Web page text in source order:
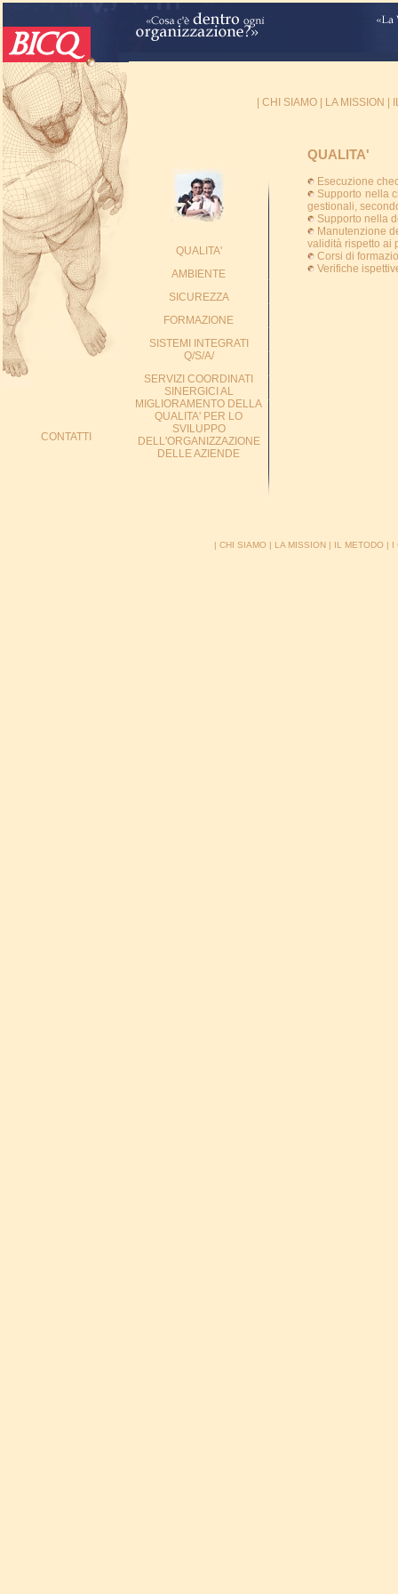
CHI SIAMO LA MISSION
QUALITA'
Esecuzione
Supporto nella
gestionali,
Supporto nella
Manutenzione
validità rispetto ai
Corsi di
Verifiche
QUALITA'
AMBIENTE
SICUREZZA
FORMAZIONE
SISTEMI INTEGRATI
Q/S/A/
SERVIZI COORDINATI
SINERGICI AL
MIGLIORAMENTO DELLA
QUALITA' PER LO
SVILUPPO
DELL'ORGANIZZAZIONE
DELLE AZIENDE
CONTATTI
| CHI SIAMO| LA MISSION| IL METODO| I